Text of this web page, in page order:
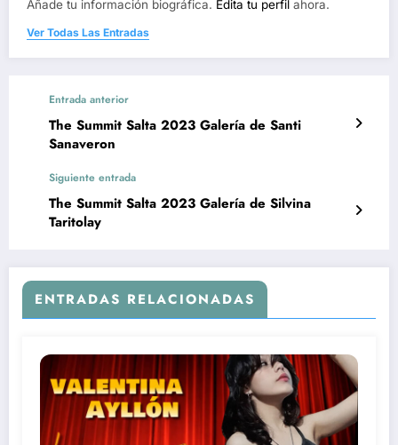
Añade tu información biográfica. Edita tu perfil ahora.
Ver Todas Las Entradas
Entrada anterior
The Summit Salta 2023 Galería de Santi
Sanaveron
Siguiente entrada
The Summit Salta 2023 Galería de Silvina
Taritolay
ENTRADAS RELACIONADAS